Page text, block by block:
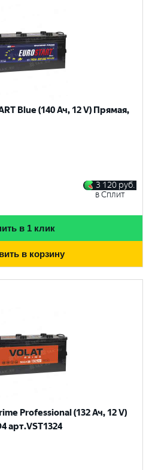
Blue (140 Ач, 12 V) Прямая,
3 120 руб.
в Сплит
в 1 клик
в корзину
Professional (132 Ач, 12 V)
арт.VST1324